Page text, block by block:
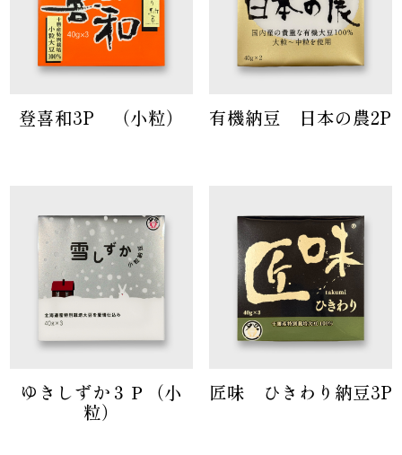
登喜和3P （小粒） 有機納豆 日本の農2P
ゆきしずか３Ｐ（小
粒）
匠味 ひきわり納豆3P